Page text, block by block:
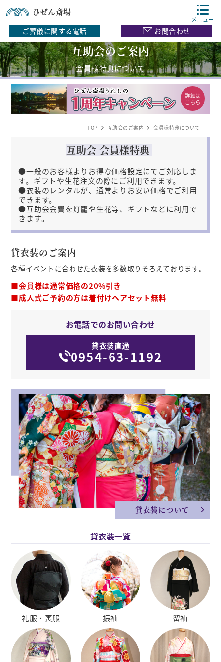
ひぜん斎場
メニュー
ご葬儀に関する電話 お問合わせ
互助会のご案内
会員様特典について
詳細は
こちら
TOP 互助会のご案内 会員様特典について
互助会 会員様特典
●一般のお客様よりお得な価格設定にてご対応しま
す。ギフトや生花注文の際にご利用できます。
●衣装のレンタルが、通常よりお安い価格でご利用
できます。
●互助会会費を灯籠や生花等、ギフトなどに利用で
きます。
貸衣装のご案内
各種イベントに合わせた衣装を多数取りそろえております。
■会員様は通常価格の20%引き
■成人式ご予約の方は着付けヘアセット無料
お電話でのお問い合わせ
貸衣装直通
0954-63-1192
貸衣装について
貸衣装一覧
礼服・喪服 振袖 留袖